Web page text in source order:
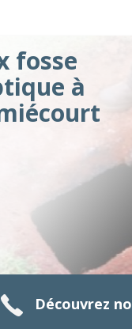
fosse
à
Découvrez